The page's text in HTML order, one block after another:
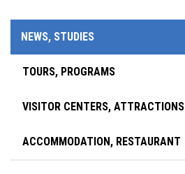
NEWS, STUDIES
TOURS, PROGRAMS
VISITOR CENTERS, ATTRACTIONS
ACCOMMODATION, RESTAURANT